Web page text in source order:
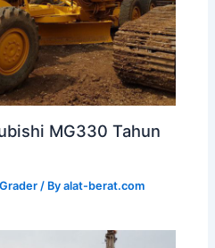
MG330 Tahun
/ Byalat-berat.com